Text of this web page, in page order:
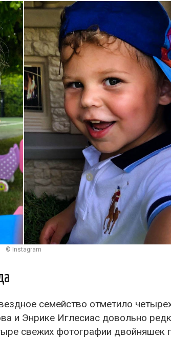
© Instagram
семейство отметило
и Энрике Иглесиас довольно
свежих фотографии двойняшек